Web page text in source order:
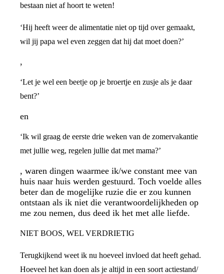
bestaan niet af hoort te weten!
‘Hij heeft weer de alimentatie niet op tijd over gemaakt,
wil jij papa wel even zeggen dat hij dat moet doen?’
,
‘Let je wel een beetje op je broertje en zusje als je daar
bent?’
en
‘Ik wil graag de eerste drie weken van de zomervakantie
met jullie weg, regelen jullie dat met mama?’
, waren dingen waarmee ik/we constant mee van
huis naar huis werden gestuurd. Toch voelde alles
beter dan de mogelijke ruzie die er zou kunnen
ontstaan als ik niet die verantwoordelijkheden op
me zou nemen, dus deed ik het met alle liefde.
NIET BOOS, WEL VERDRIETIG
Terugkijkend weet ik nu hoeveel invloed dat heeft gehad.
Hoeveel het kan doen als je altijd in een soort actiestand/